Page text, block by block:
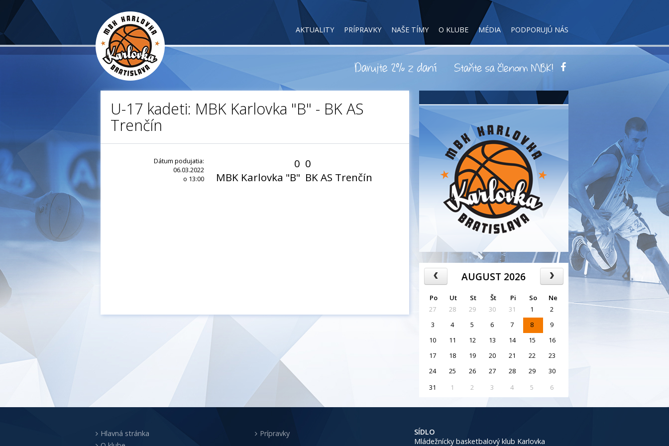
AKTUALITY PRÍPRAVKY NAŠE TÍMY O KLUBE MÉDIA PODPORUJÚ NÁS
U-17 kadeti: MBK Karlovka "B" - BK AS
Trenčín
Dátum podujatia:
06.03.2022
o 13:00
0
MBK Karlovka "B"
0
BK AS Trenčín
AUGUST 2026
Po Ut St Št Pi So
Ne
27
28 29 30 31 1
2
3
4 5 6 7 8
9
10
11 12 13 14 15
16
17
18 19 20 21 22
23
24
25 26 27 28 29
30
31
1 2 3 4 5 6
Hlavná stránka
Prípravky
SÍDLO
Mládežnícky basketbalový klub Karlovka